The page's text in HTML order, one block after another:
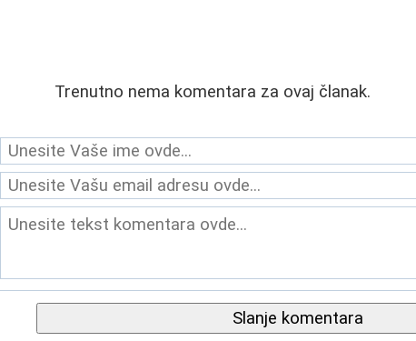
Trenutno nema komentara za ovaj članak.
Slanje komentara